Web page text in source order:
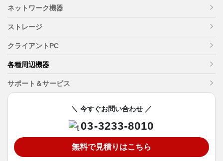
ネットワーク機器
ストレージ
クライアントPC
各種周辺機器
サポート＆サービス
＼ 今すぐお問い合わせ ／
03-3233-8010
無料で見積りはこちら